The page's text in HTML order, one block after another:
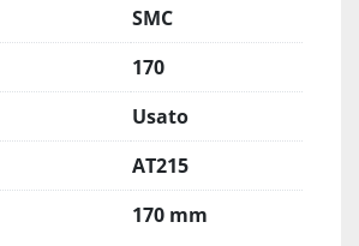
SMC
170
Usato
AT215
170 mm